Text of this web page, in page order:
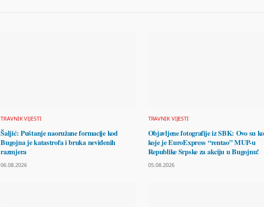
TRAVNIK VIJESTI
Šaljić: Puštanje naoružane formacije kod
Bugojna je katastrofa i bruka neviđenih
razmjera
06.08.2026
TRAVNIK VIJESTI
Objavljene fotografije iz SBK: Ovo su
koje je EuroExpress “rentao” MUP-u
Republike Srpske za akciju u Bugojnu!
05.08.2026